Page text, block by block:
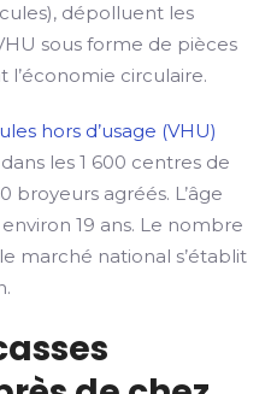
dépolluent les
sous forme de pièces
l’économie circulaire.
hors d’usage (VHU)
les 1 600 centres de
broyeurs agréés. L’âge
19 ans. Le nombre
marché national s’établit